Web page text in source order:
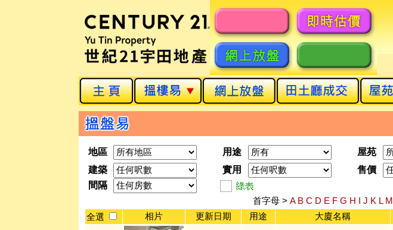
地區 用途 屋苑
建築
實用 售價
間隔
首字母 > A B C D E F G H I J K L M
全選
相片 更新日期 用途 大廈名稱